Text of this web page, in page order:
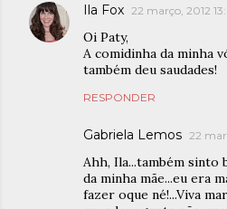
Ila Fox 22 março, 2012
Oi Paty,
A comidinha da minha
também deu saudades!
RESPONDER
Gabriela Lemos 22
Ahh, Ila...também sinto
da minha mãe...eu era
fazer oque né!...Viva